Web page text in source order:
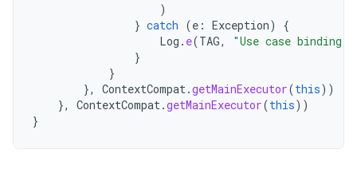
)
} catch (e : Exception)
{
Log . e(TAG,
"Use case binding
}
}
},
ContextCompat .getMainExecutor(this))
},
ContextCompat .getMainExecutor(this))
}